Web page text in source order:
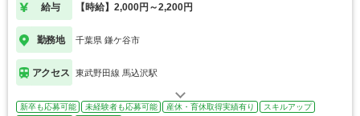
給与 【時給】2,000円～2,200円
勤務地 千葉県 鎌ケ谷市
アクセス 東武野田線 馬込沢駅
新卒も応募可能 未経験者も応募可能 産休・育休取得実績有り
スキルアップ